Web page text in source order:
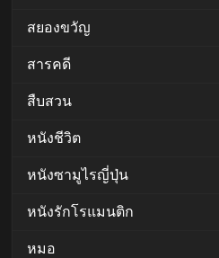
สยองขวัญ
สารคดี
สืบสวน
หนังชีวิต
หนังซามูไรญี่ปุ่น
หนังรักโรแมนติก
หมอ